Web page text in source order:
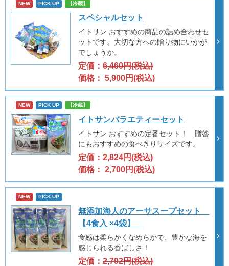
NEW PICK UP 【冷蔵】
スペシャルセット
イトサン おすすめの商品の詰め合わせセ
ットです。大切な方への贈り物にいかが
でしょうか。
定価：6,460円(税込)
価格： 5,900円(税込)
NEW PICK UP 【冷蔵】
イトサンバラエティーセット
イトサン おすすめの定番セット！ 贈答
にもおすすめの食べきりサイズです。
定価：2,824円(税込)
価格： 2,700円(税込)
NEW PICK UP
無添加海人のアーサスープセット
【4食入 ×4袋】
食感は柔らかくなめらかで、豊かな海を
感じられる香ばしさ！
定価：2,792円(税込)